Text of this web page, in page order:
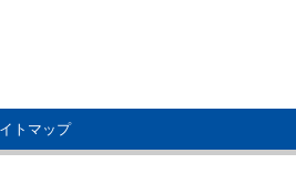
トマップ